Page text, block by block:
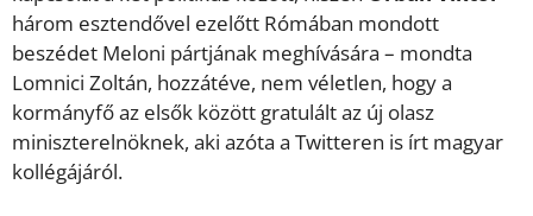
három esztendővel ezelőtt Rómában mondott
beszédet Meloni pártjának meghívására – mondta
Lomnici Zoltán, hozzátéve, nem véletlen, hogy a
kormányfő az elsők között gratulált az új olasz
miniszterelnöknek, aki azóta a Twitteren is írt magyar
kollégájáról.